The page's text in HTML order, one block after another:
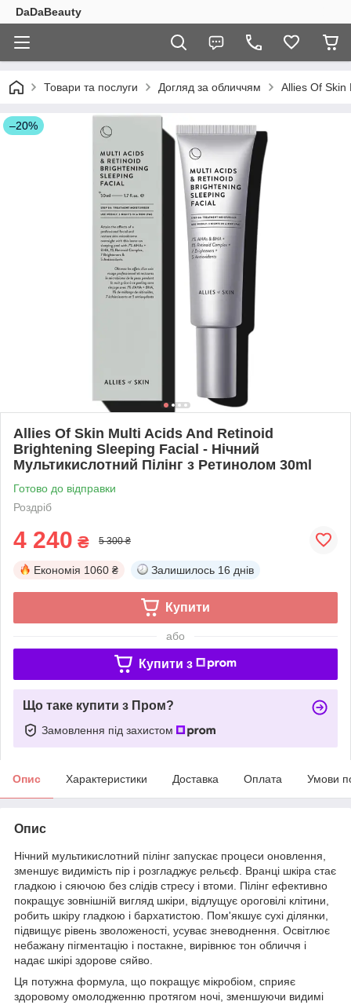
DaDaBeauty
Товари та послуги Догляд за обличчям Allies Of Skin
–20%
Allies Of Skin Multi Acids And Retinoid
Brightening Sleeping Facial - Нічний
Мультикислотний Пілінг з Ретинолом 30ml
Готово до відправки
Роздріб
4 240 ₴ 5 300 ₴
Економія 1060 ₴ Залишилось 16 днів
Купити
або
Купити з
Що таке купити з Пром?
Замовлення під захистом
Опис Характеристики Доставка Оплата Умови
Опис
Нічний мультикислотний пілінг запускає процеси оновлення,
зменшує видимість пір і розгладжує рельєф. Вранці шкіра стає
гладкою і сяючою без слідів стресу і втоми. Пілінг ефективно
покращує зовнішній вигляд шкіри, відлущує ороговілі клітини,
робить шкіру гладкою і бархатистою. Пом'якшує сухі ділянки,
підвищує рівень зволоженості, усуває зневоднення. Освітлює
небажану пігментацію і постакне, вирівнює тон обличчя і
надає шкірі здорове сяйво.
Ця потужна формула, що покращує мікробіом, сприяє
здоровому омолодженню протягом ночі, зменшуючи видимі